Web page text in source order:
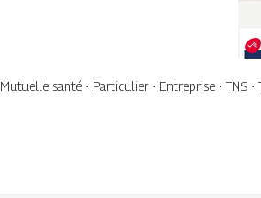
Mutuelle santé ⋅ Particulier ⋅ Entreprise ⋅ TNS